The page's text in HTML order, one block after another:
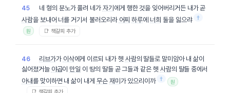
45 네 형의 분노가 풀려 네가 자기 에게 행한 것을 잊어버리거든 내가 곧
사람을 보내어 너를 거기서 불러오리라 어찌 하루에 너희 둘을 잃으랴 †
원 📑 책갈피 추가
46 리브가가 이삭에게 이르되 내가 헷 사람의 딸들로 말미암아 내 삶이
싫어졌거늘 야곱이 만일 이 땅의 딸들 곧 그들과 같은 헷 사람의 딸들 중에서
아내를 맞이하면 내 삶이 내게 무슨 재미 가 있으리이까 † 원